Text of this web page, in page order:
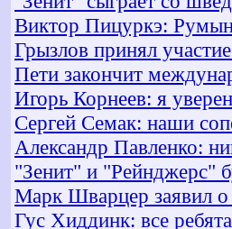
Виктор Пицуркэ:
Грызлов принял
Пети закончит
Игорь Корнеев: я
Сергей Семак: наши
Александр Павленко:
"Зенит" и "Рейнджерс"
Марк Шварцер заявил
Гус Хиддинк: все